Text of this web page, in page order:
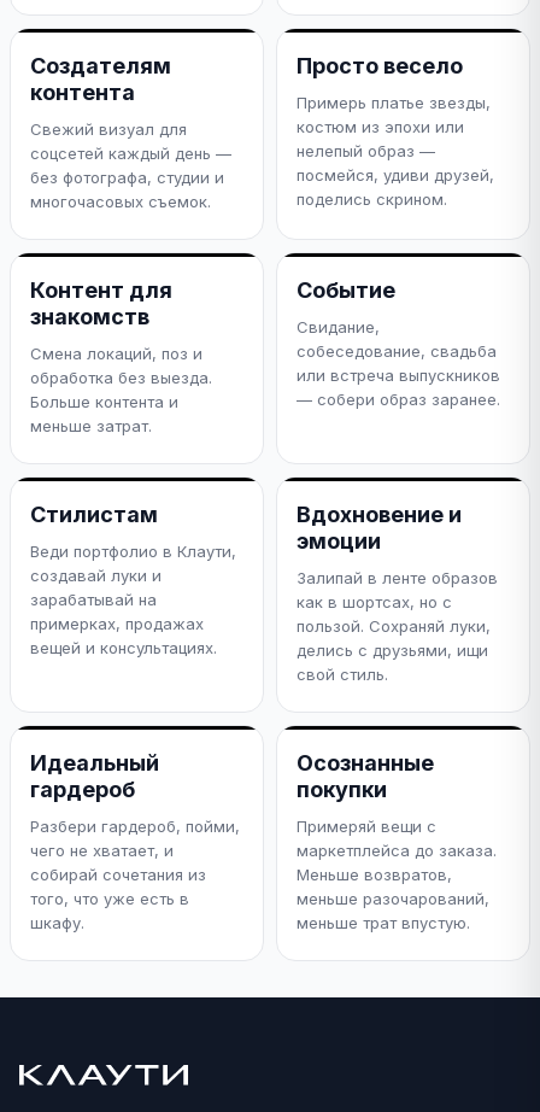
Создателям
контента
Свежий визуал для
соцсетей каждый день —
без фотографа, студии и
многочасовых съемок.
Просто весело
Примерь платье звезды,
костюм из эпохи или
нелепый образ —
посмейся, удиви друзей,
поделись скрином.
Контент для
знакомств
Смена локаций, поз и
обработка без выезда.
Больше контента и
меньше затрат.
Событие
Свидание,
собеседование, свадьба
или встреча выпускников
— собери образ заранее.
Стилистам
Веди портфолио в Клаути,
создавай луки и
зарабатывай на
примерках, продажах
вещей и консультациях.
Вдохновение и
эмоции
Залипай в ленте образов
как в шортсах, но с
пользой. Сохраняй луки,
делись с друзьями, ищи
свой стиль.
Идеальный
гардероб
Разбери гардероб, пойми,
чего не хватает, и
собирай сочетания из
того, что уже есть в
шкафу.
Осознанные
покупки
Примеряй вещи с
маркетплейса до заказа.
Меньше возвратов,
меньше разочарований,
меньше трат впустую.